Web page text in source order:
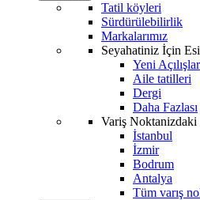
Tatil köyleri
Sürdürülebilirlik
Markalarımız
Seyahatiniz İçin
Yeni Açılışlar
Aile tatilleri
Dergi
Daha Fazlası
Variş Noktanizdaki
İstanbul
İzmir
Bodrum
Antalya
Tüm varış